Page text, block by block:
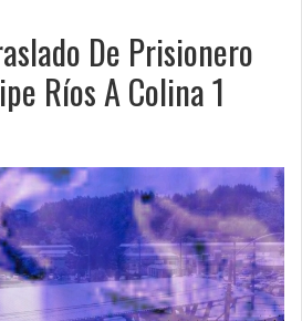
De Prisionero
Ríos A Colina 1